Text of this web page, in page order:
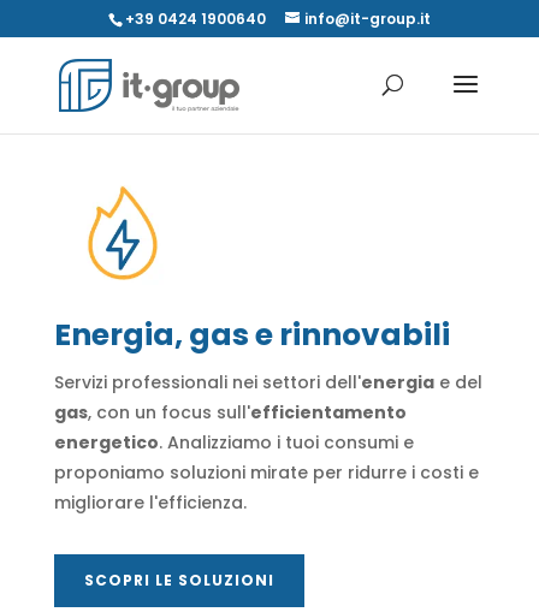
+39 0424 1900640 info@it-group.it
Energia, gas e rinnovabili
Servizi professionali nei settori dell'energiae del
gas, con un focus sull'efficientamento
energetico. Analizziamo i tuoi consumi e
proponiamo soluzioni mirate per ridurre i costi e
migliorare l'efficienza.
SCOPRI LE SOLUZIONI